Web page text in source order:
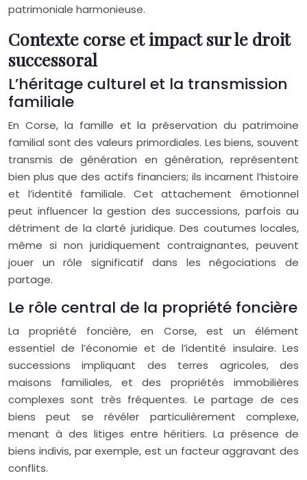
patrimoniale harmonieuse.
Contexte corse et impact sur le droit
successoral
L’héritage culturel et la transmission
familiale
En Corse, la famille et la préservation du patrimoine
familial sont des valeurs primordiales. Les biens, souvent
transmis de génération en génération, représentent
bien plus que des actifs financiers; ils incarnent l’histoire
et l’identité familiale. Cet attachement émotionnel
peut influencer la gestion des successions, parfois au
détriment de la clarté juridique. Des coutumes locales,
même si non juridiquement contraignantes, peuvent
jouer un rôle significatif dans les négociations de
partage.
Le rôle central de la propriété foncière
La propriété foncière, en Corse, est un élément
essentiel de l’économie et de l’identité insulaire. Les
successions impliquant des terres agricoles, des
maisons familiales, et des propriétés immobilières
complexes sont très fréquentes. Le partage de ces
biens peut se révéler particulièrement complexe,
menant à des litiges entre héritiers. La présence de
biens indivis, par exemple, est un facteur aggravant des
conflits.